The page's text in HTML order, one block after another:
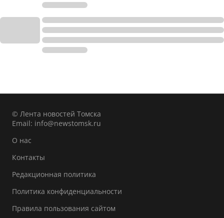
© Лента новостей Томска
Email: info@newstomsk.ru
О нас
Контакты
Редакционная политика
Политика конфиденциальности
Правила пользования сайтом